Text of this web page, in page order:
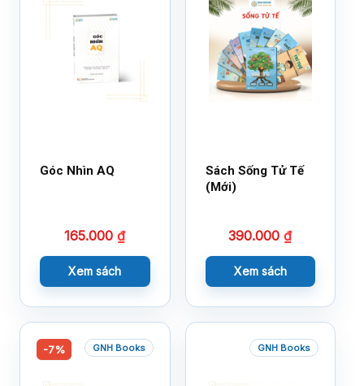
Góc Nhìn AQ
165.000₫
Xem sách
Sách Sống Tử Tế
(Mới)
390.000₫
Xem sách
-7% GNH Books GNH Books